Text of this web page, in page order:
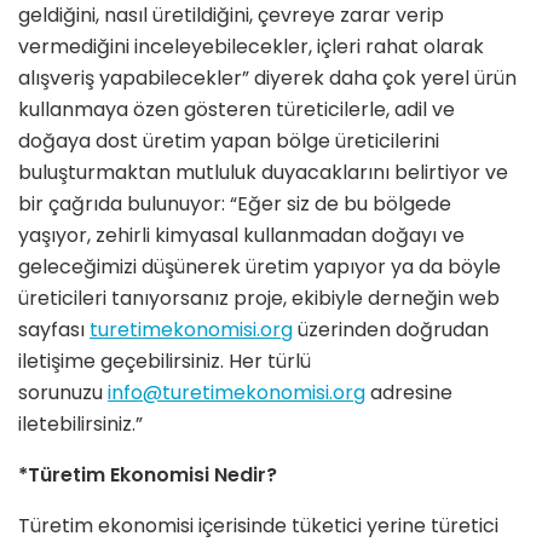
geldiğini, nasıl üretildiğini, çevreye zarar verip
vermediğini inceleyebilecekler, içleri rahat olarak
alışveriş yapabilecekler” diyerek daha çok yerel ürün
kullanmaya özen gösteren türeticilerle, adil ve
doğaya dost üretim yapan bölge üreticilerini
buluşturmaktan mutluluk duyacaklarını belirtiyor ve
bir çağrıda bulunuyor: “Eğer siz de bu bölgede
yaşıyor, zehirli kimyasal kullanmadan doğayı ve
geleceğimizi düşünerek üretim yapıyor ya da böyle
üreticileri tanıyorsanız proje, ekibiyle derneğin web
sayfası turetimekonomisi.orgüzerinden doğrudan
iletişime geçebilirsiniz. Her türlü
sorunuzuinfo@turetimekonomisi.orgadresine
iletebilirsiniz.”
*Türetim Ekonomisi Nedir?
Türetim ekonomisi içerisinde tüketici yerine türetici